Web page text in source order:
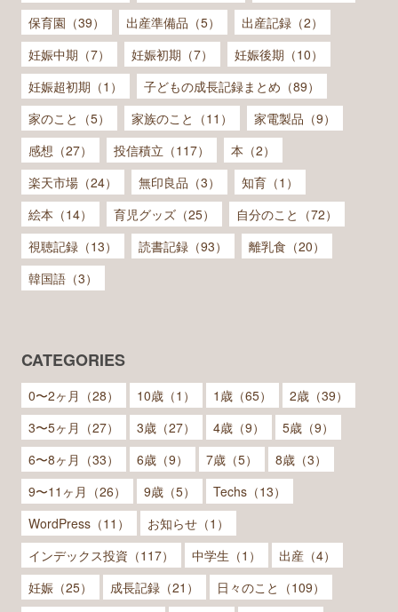
保育園（39）
出産準備品（5）
出産記録（2）
妊娠中期（7）
妊娠初期（7）
妊娠後期（10）
妊娠超初期（1）
子どもの成長記録まとめ（89）
家のこと（5）
家族のこと（11）
家電製品（9）
感想（27）
投信積立（117）
本（2）
楽天市場（24）
無印良品（3）
知育（1）
絵本（14）
育児グッズ（25）
自分のこと（72）
視聴記録（13）
読書記録（93）
離乳食（20）
韓国語（3）
CATEGORIES
0〜2ヶ月（28） 10歳（1） 1歳（65）
2歳（39）
3〜5ヶ月（27）
3歳（27） 4歳（9）
5歳（9）
6〜8ヶ月（33）
6歳（9） 7歳（5）
8歳（3）
9〜11ヶ月（26）
9歳（5）
Techs（13）
WordPress（11）
お知らせ（1）
インデックス投資（117）
中学生（1）
出産（4）
妊娠（25）
成長記録（21）
日々のこと（109）